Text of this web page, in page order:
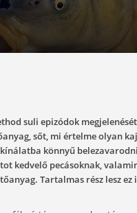
2022-04-23